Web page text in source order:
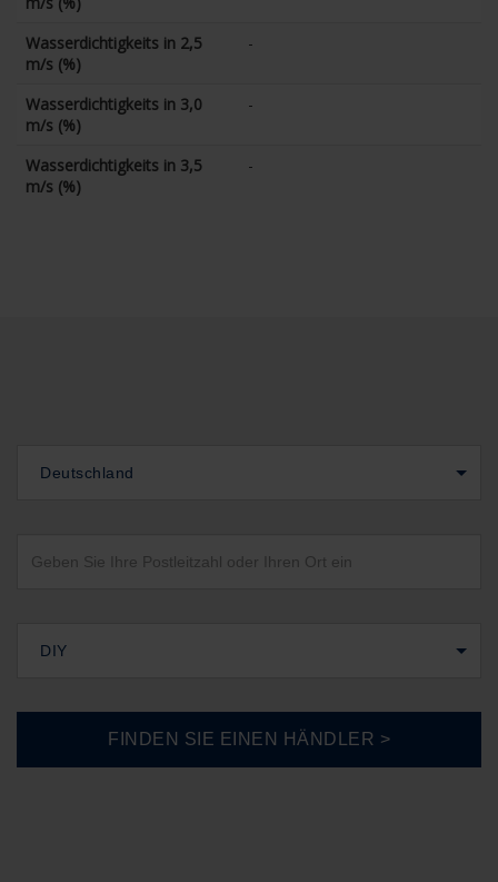
Wasserdichtigkeits in 2,5
m/s (%)
-
Wasserdichtigkeits in 3,0
m/s (%)
-
Wasserdichtigkeits in 3,5
m/s (%)
-
Deutschland
DIY